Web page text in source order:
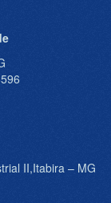
II,Itabira – MG